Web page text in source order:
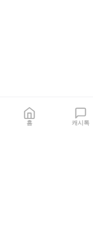
홈 캐시톡